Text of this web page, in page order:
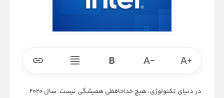
در دنیای تکنولوژی، هیچ خداحافظی همیشگی نیست. سال ۲۰۲۰